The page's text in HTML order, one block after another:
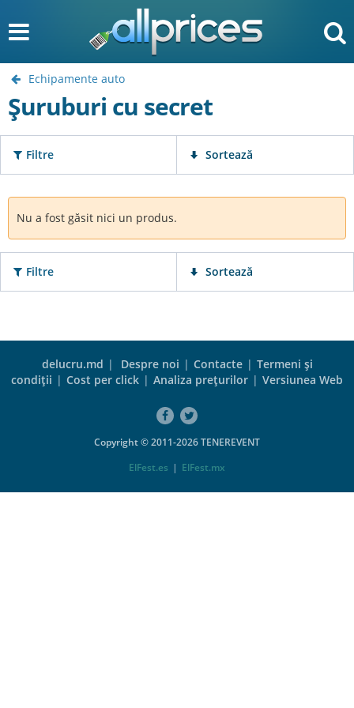
Echipamente auto
Șuruburi cu secret
Filtre Sortează
Nu a fost găsit nici un produs.
Filtre Sortează
delucru.md | Despre noi | Contacte | Termeni şi
condiţii | Cost per click | Analiza preţurilor | Versiunea Web
Copyright © 2011-2026 TENEREVENT
ElFest.es | ElFest.mx